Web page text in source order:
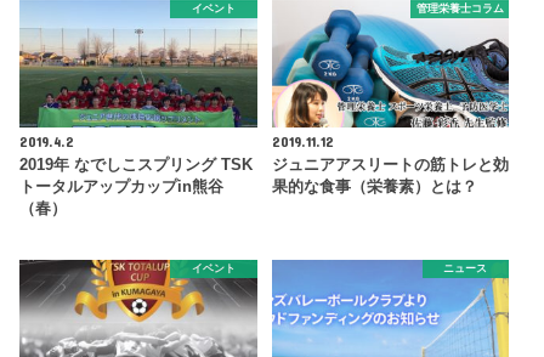
イベント
2019.4.2
2019年 なでしこスプリング TSK
トータルアップカップin熊谷
（春）
管理栄養士コラム
2019.11.12
ジュニアアスリートの筋トレと効
果的な食事（栄養素）とは？
イベント ニュース